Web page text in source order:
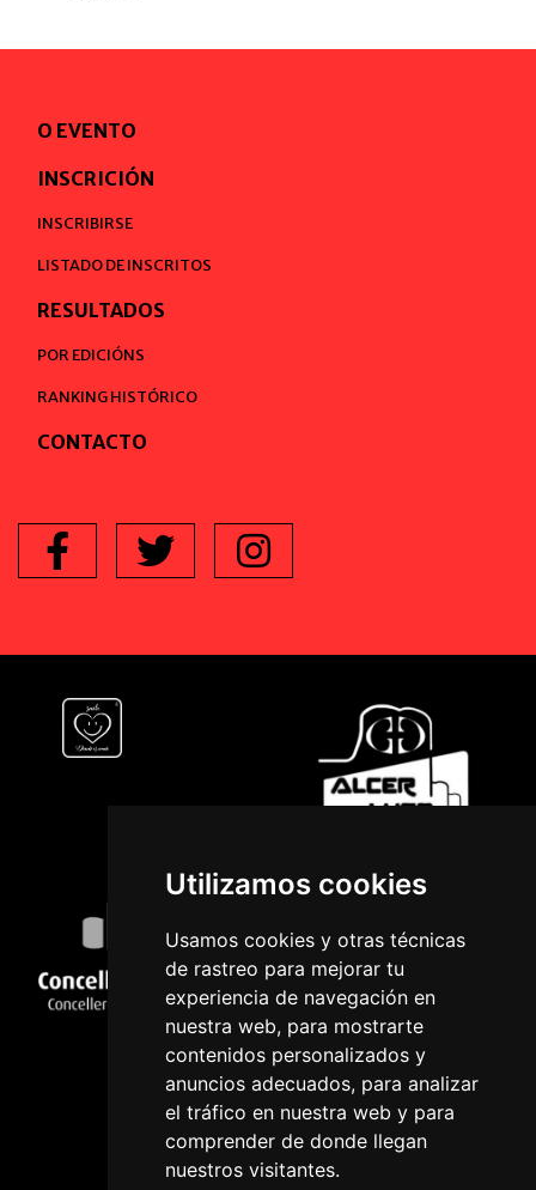
Utilizamos cookies
Usamos cookies y otras técnicas
de rastreo para mejorar tu
experiencia de navegación en
nuestra web, para mostrarte
contenidos personalizados y
anuncios adecuados, para analizar
el tráfico en nuestra web y para
comprender de donde llegan
nuestros visitantes.
O EVENTO
INSCRICIÓN
INSCRIBIRSE
LISTADO DE INSCRITOS
RESULTADOS
POR EDICIÓNS
RANKING HISTÓRICO
CONTACTO
Facebook Twitter Instagram